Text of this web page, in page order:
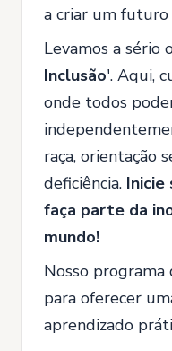
a criar um futuro
Levamos a sério
Inclusão'. Aqui,
onde todos
raça, orientação
deficiência. Inicie
faça parte da
mundo!
Nosso
para oferecer
aprendizado